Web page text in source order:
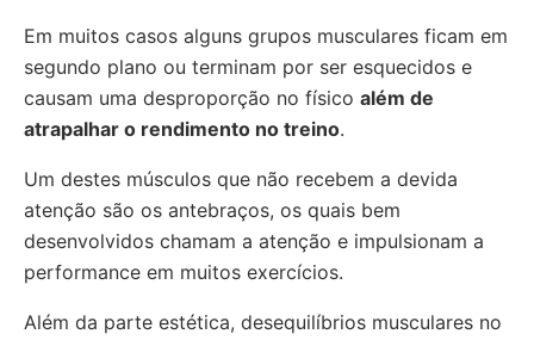
Em muitos casos alguns grupos musculares ficam em
segundo plano ou terminam por ser esquecidos e
causam uma desproporção no físico além de
atrapalhar o rendimento no treino.
Um destes músculos que não recebem a devida
atenção são os antebraços, os quais bem
desenvolvidos chamam a atenção e impulsionam a
performance em muitos exercícios.
Além da parte estética, desequilíbrios musculares no